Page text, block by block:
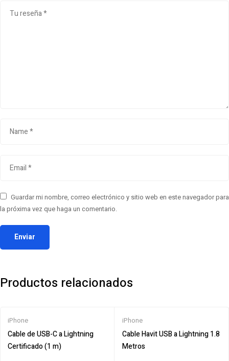
Guardar mi nombre, correo electrónico y sitio web en este navegador para
la próxima vez que haga un comentario.
Productos relacionados
iPhone
Cable de USB-C a Lightning
Certificado (1 m)
iPhone
Cable Havit USB a Lightning 1.8
Metros